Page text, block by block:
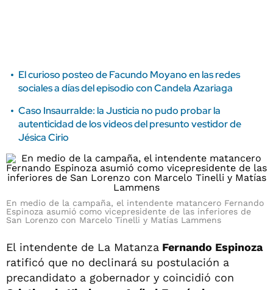
El curioso posteo de Facundo Moyano en las redes
sociales a días del episodio con Candela Azariaga
Caso Insaurralde: la Justicia no pudo probar la
autenticidad de los videos del presunto vestidor de
Jésica Cirio
En medio de la campaña, el intendente matancero Fernando
Espinoza asumió como vicepresidente de las inferiores de
San Lorenzo con Marcelo Tinelli y Matías Lammens
El intendente de La Matanza Fernando Espinoza
ratificó que no declinará su postulación a
precandidato a gobernador y coincidió con